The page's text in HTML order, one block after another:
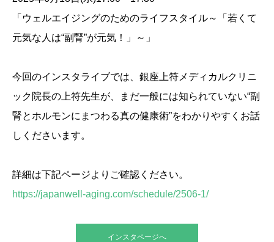
「ウェルエイジングのためのライフスタイル～「若くて
元気な人は“副腎”が元気！」～」
今回のインスタライブでは、銀座上符メディカルクリニ
ック院長の上符先生が、まだ一般には知られていない“副
腎とホルモンにまつわる真の健康術”をわかりやすくお話
しくださいます。
詳細は下記ページよりご確認ください。
https://japanwell-aging.com/schedule/2506-1/
インスタページへ